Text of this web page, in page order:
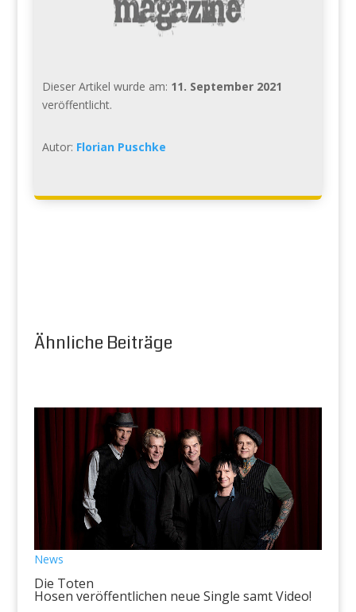
Dieser Artikel wurde am: 11. September 2021
veröffentlicht.
Autor: Florian Puschke
Ähnliche Beiträge
News
Die Toten
Hosen veröffentlichen neue Single samt Video!